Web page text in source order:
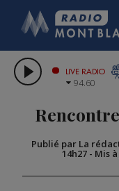
LES
GRAND
LIVE RADIO
94.60
Publié par La
14h27 - Mis